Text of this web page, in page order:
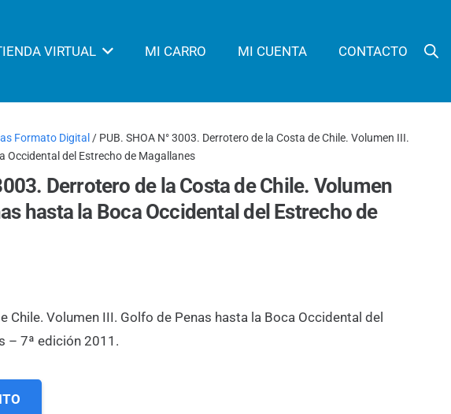
VIRTUAL MI CARRO MI CUENTA CONTACTO
Formato Digital / PUB. SHOA N° 3003. Derrotero de la Costa de Chile. Volumen III.
Occidental del Estrecho de Magallanes
Derrotero de la Costa de Chile. Volumen
hasta la Boca Occidental del Estrecho de
Chile. Volumen III. Golfo de Penas hasta la Boca Occidental del
– 7ª edición 2011.